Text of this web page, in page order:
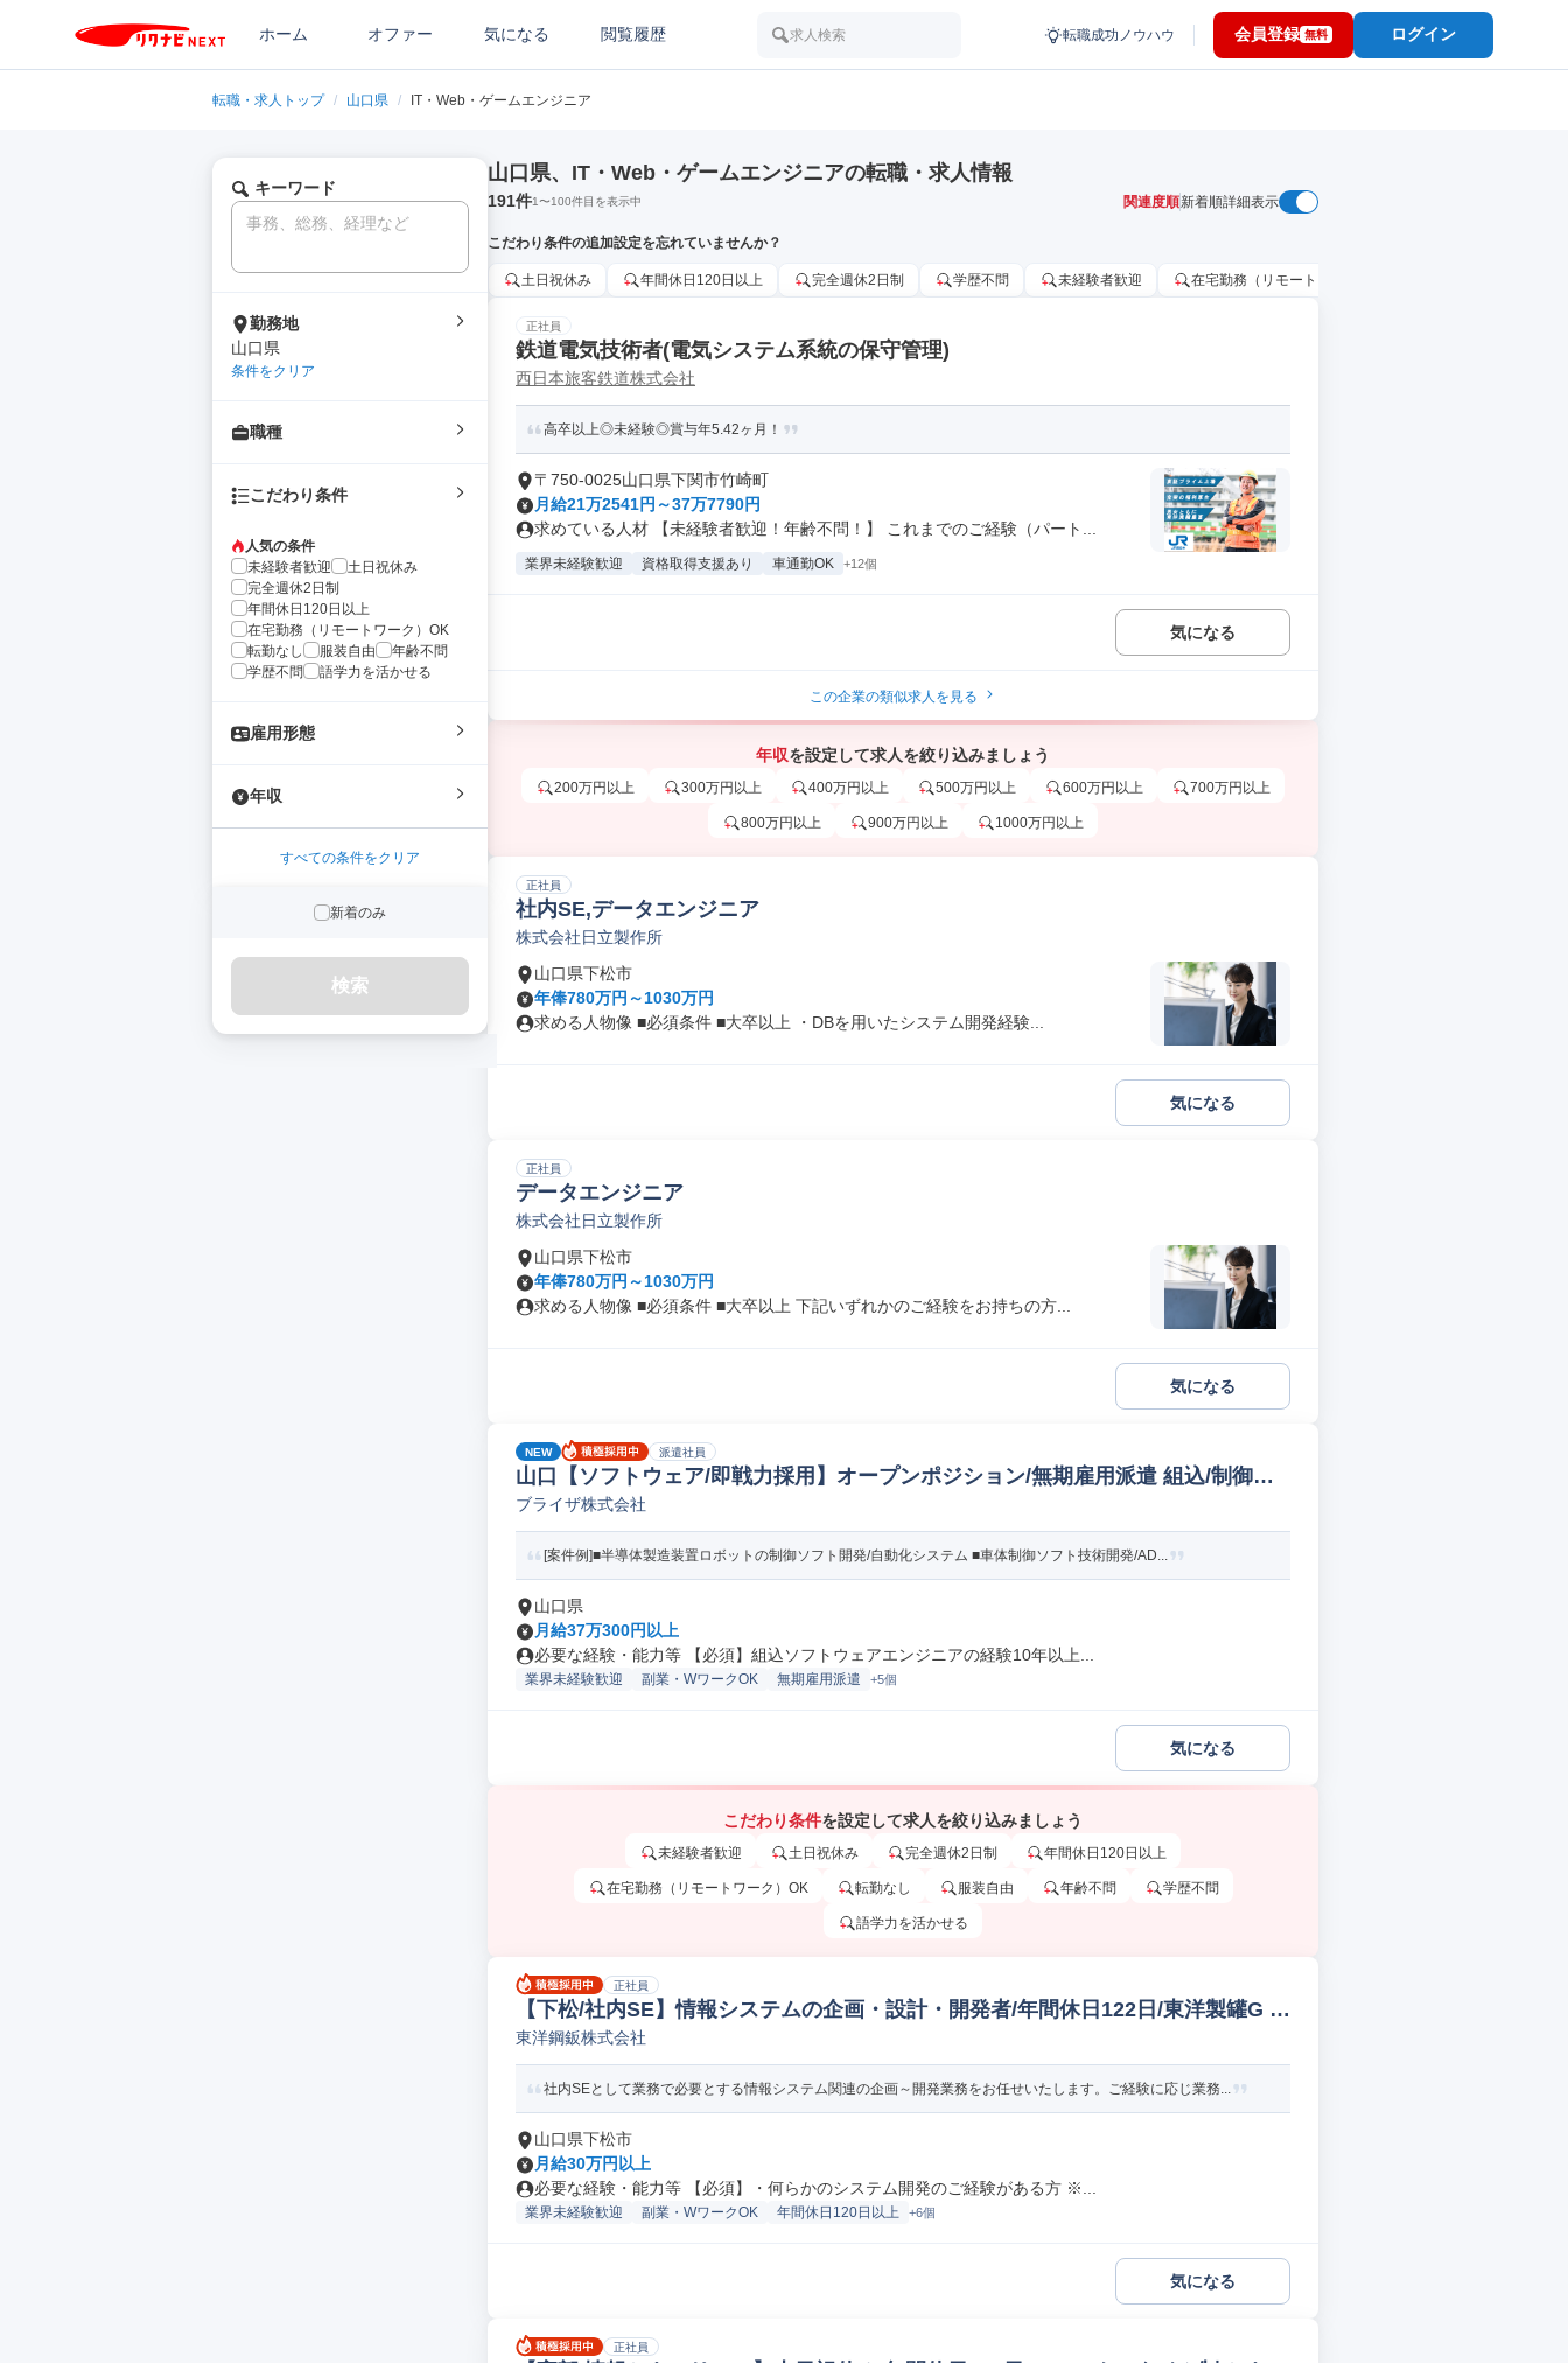
ホーム オファー 気になる 閲覧履歴 求人検索 転職成功ノウハウ 会員登録 無料 ログイン
転職・求人トップ / 山口県 / IT・Web・ゲームエンジニア
キーワード
勤務地
山口県
条件をクリア
職種
こだわり条件
人気の条件
未経験者歓迎
土日祝休み
完全週休2日制
年間休日120日以上
在宅勤務（リモートワーク）OK
転勤なし
服装自由
年齢不問
学歴不問
語学力を活かせる
雇用形態
年収
すべての条件をクリア
新着のみ
検索
山口県、IT・Web・ゲームエンジニアの転職・求人情報
191件1〜100件目を表示中 関連度順新着順詳細表示
こだわり条件の追加設定を忘れていませんか？
土日祝休み 年間休日120日以上 完全週休2日制 学歴不問 未経験者歓迎 在宅勤務（リモートワーク）OK
正社員
鉄道電気技術者(電気システム系統の保守管理)
西日本旅客鉄道株式会社
高卒以上◎未経験◎賞与年5.42ヶ月！
〒750-0025山口県下関市竹崎町
月給21万2541円～37万7790円
求めている人材 【未経験者歓迎！年齢不問！】 これまでのご経験（パート...
業界未経験歓迎 資格取得支援あり 車通勤OK +12個
気になる
この企業の類似求人を見る
年収を設定して求人を絞り込みましょう
200万円以上 300万円以上 400万円以上 500万円以上 600万円以上 700万円以上
800万円以上 900万円以上 1000万円以上
正社員
社内SE,データエンジニア
株式会社日立製作所
山口県下松市
年俸780万円～1030万円
求める人物像 ■必須条件 ■大卒以上 ・DBを用いたシステム開発経験...
気になる
正社員
データエンジニア
株式会社日立製作所
山口県下松市
年俸780万円～1030万円
求める人物像 ■必須条件 ■大卒以上 下記いずれかのご経験をお持ちの方...
気になる
NEW 派遣社員
山口【ソフトウェア/即戦力採用】オープンポジション/無期雇用派遣 組込/制御設
計/開発(アプリケーション)
ブライザ株式会社
[案件例]■半導体製造装置ロボットの制御ソフト開発/自動化システム ■車体制御ソフト技術開発/AD...
山口県
月給37万300円以上
必要な経験・能力等 【必須】組込ソフトウェアエンジニアの経験10年以上...
業界未経験歓迎 副業・WワークOK 無期雇用派遣 +5個
気になる
こだわり条件を設定して求人を絞り込みましょう
未経験者歓迎 土日祝休み 完全週休2日制 年間休日120日以上
在宅勤務（リモートワーク）OK 転勤なし 服装自由 年齢不問 学歴不問
語学力を活かせる
正社員
【下松/社内SE】情報システムの企画・設計・開発者/年間休日122日/東洋製罐G w
eb/オープンSE
東洋鋼鈑株式会社
社内SEとして業務で必要とする情報システム関連の企画～開発業務をお任せいたします。ご経験に応じ業務...
山口県下松市
月給30万円以上
必要な経験・能力等 【必須】・何らかのシステム開発のご経験がある方 ※...
業界未経験歓迎 副業・WワークOK 年間休日120日以上 +6個
気になる
正社員